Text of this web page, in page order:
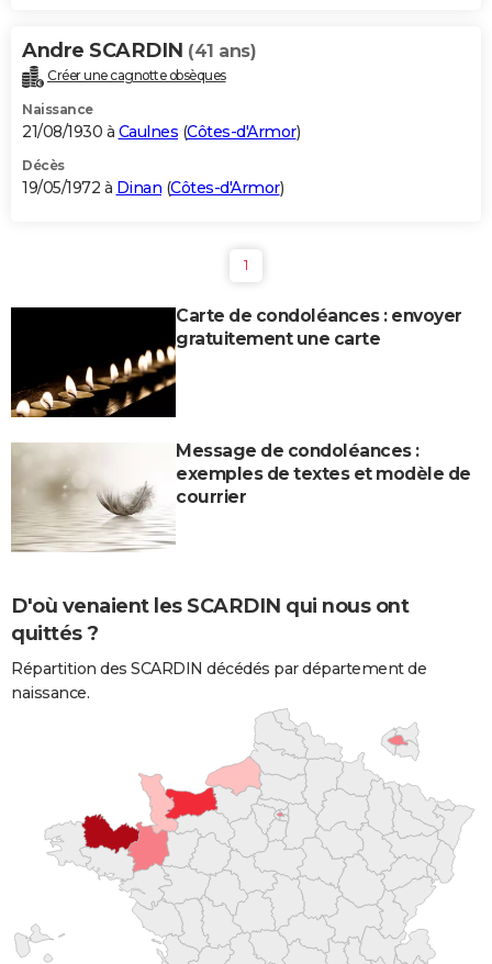
Andre SCARDIN (41 ans)
Créer une cagnotte obsèques
Naissance
21/08/1930 à Caulnes (Côtes-d'Armor)
Décès
19/05/1972 à Dinan (Côtes-d'Armor)
1
Carte de condoléances : envoyer
gratuitement une carte
Message de condoléances :
exemples de textes et modèle de
courrier
D'où venaient les SCARDIN qui nous ont
quittés ?
Répartition des SCARDIN décédés par département de
naissance.